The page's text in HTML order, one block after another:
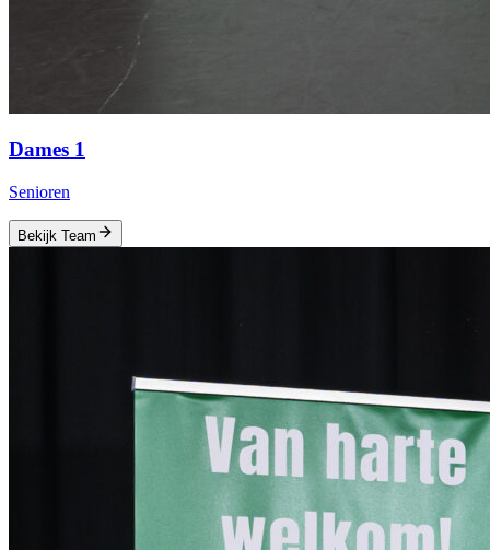
Dames 1
Senioren
Bekijk Team